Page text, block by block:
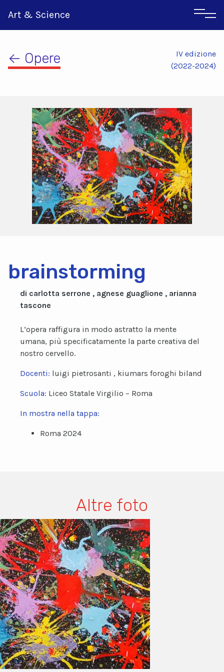
Art & Science
Inglese
Greco
← Opere
IV edizione
(2022-2024)
brainstorming
di carlotta serrone , agnese guaglione , arianna
tascone
L’opera raffigura in modo astratto la mente
umana, più specificatamente la parte creativa del
nostro cervello.
Docenti: luigi pietrosanti , kiumars foroghi biland
Scuola: Liceo Statale Virgilio – Roma
In mostra nella tappa:
Roma 2024
Altre foto